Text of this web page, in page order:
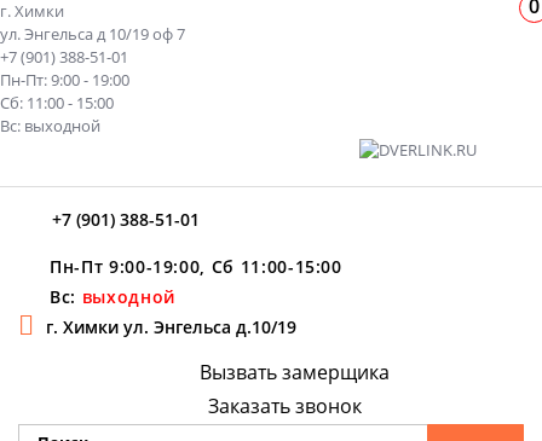
г. Химки
ул. Энгельса д 10/19 оф 7
+7 (901) 388-51-01
Пн-Пт: 9:00 - 19:00
Сб: 11:00 - 15:00
Вс: выходной
+7 (901) 388-51-01
Пн-Пт 9:00-19:00, Сб 11:00-15:00
Вс: выходной
г. Химки ул. Энгельса д.10/19
Вызвать замерщика
Заказать звонок
0